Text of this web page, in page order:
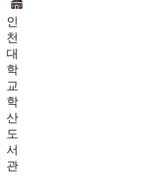
인
천
대
학
교
학
산
도
서
관